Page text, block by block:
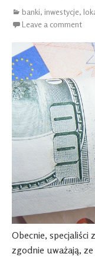
banki, inwestycje,
Leave a comment
Obecnie, specjaliści
zgodnie uważają,